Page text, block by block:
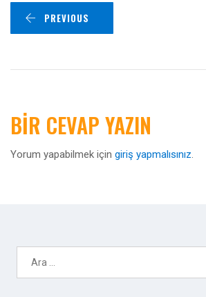
PREVIOUS
BIR CEVAP YAZIN
Yorum yapabilmek için giriş yapmalısınız.